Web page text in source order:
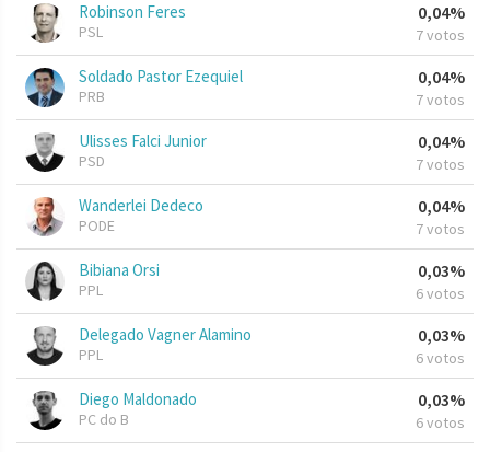
Robinson Feres
PSL
0,04%
7 votos
Soldado Pastor Ezequiel
PRB
0,04%
7 votos
Ulisses Falci Junior
PSD
0,04%
7 votos
Wanderlei Dedeco
PODE
0,04%
7 votos
Bibiana Orsi
PPL
0,03%
6 votos
Delegado Vagner Alamino
PPL
0,03%
6 votos
Diego Maldonado
PC do B
0,03%
6 votos